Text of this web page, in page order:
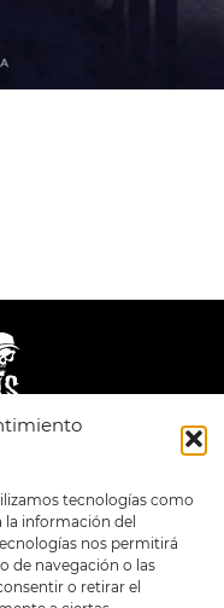
tecnologías como
la información del
nos permitirá
de navegación o las
o retirar el
ESTILOS
PREVENTAS
SKULLS